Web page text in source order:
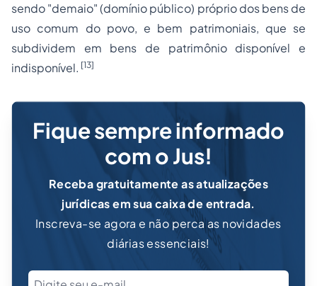
sendo "demaio"(domínio público) próprio dos bens de
uso comum do povo, e bem patrimoniais, que se
subdividem em bens de patrimônio disponível e
indisponível. [13]
Fique sempre informado
com o Jus!
Receba gratuitamente as atualizações
jurídicas em sua caixa de entrada.
Inscreva-se agora e não perca as novidades
diárias essenciais!